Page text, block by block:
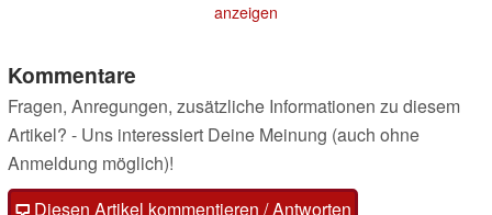
anzeigen
Kommentare
Fragen, Anregungen, zusätzliche Informationen zu diesem
Artikel? - Uns interessiert Deine Meinung (auch ohne
Anmeldung möglich)!
Diesen Artikel kommentieren / Antworten